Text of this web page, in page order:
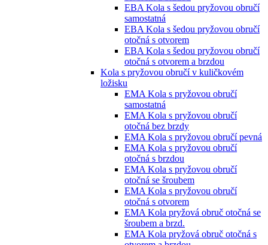
EBA Kola s šedou pryžovou obručí
samostatná
EBA Kola s šedou pryžovou obručí
otočná s otvorem
EBA Kola s šedou pryžovou obručí
otočná s otvorem a brzdou
Kola s pryžovou obručí v kuličkovém
ložisku
EMA Kola s pryžovou obručí
samostatná
EMA Kola s pryžovou obručí
otočná bez brzdy
EMA Kola s pryžovou obručí pevná
EMA Kola s pryžovou obručí
otočná s brzdou
EMA Kola s pryžovou obručí
otočná se šroubem
EMA Kola s pryžovou obručí
otočná s otvorem
EMA Kola pryžová obruč otočná se
šroubem a brzd.
EMA Kola pryžová obruč otočná s